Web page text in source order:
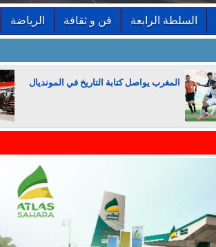
السلطة الرابعة فن و ثقافة الرياضة
المغرب يواصل كتابة التاريخ في المونديال